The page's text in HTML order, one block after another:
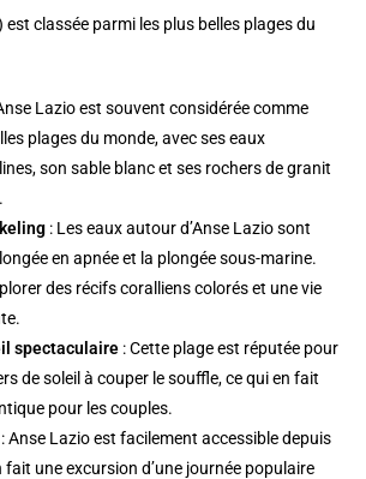
classée parmi les plus belles plages du
Lazio est souvent considérée comme
plages du monde, avec ses eaux
son sable blanc et ses rochers de granit
: Les eaux autour d’Anse Lazio sont
en apnée et la plongée sous-marine.
des récifs coralliens colorés et une vie
spectaculaire : Cette plage est réputée pour
de soleil à couper le souffle, ce qui en fait
pour les couples.
: Anse Lazio est facilement accessible depuis
fait une excursion d’une journée populaire